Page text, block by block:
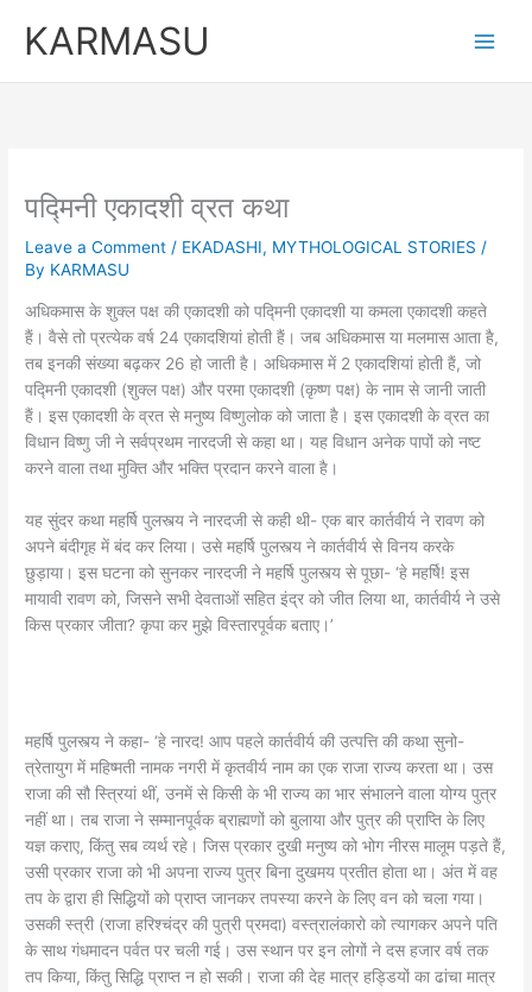
KARMASU
पद्मिनी एकादशी व्रत कथा
Leave a Comment / EKADASHI, MYTHOLOGICAL STORIES /
By KARMASU
अधिकमास के शुक्ल पक्ष की एकादशी को पद्मिनी एकादशी या कमला एकादशी कहते
हैं। वैसे तो प्रत्येक वर्ष 24 एकादशियां होती हैं। जब अधिकमास या मलमास आता है,
तब इनकी संख्या बढ़कर 26 हो जाती है। अधिकमास में 2 एकादशियां होती हैं, जो
पद्मिनी एकादशी (शुक्ल पक्ष) और परमा एकादशी (कृष्ण पक्ष) के नाम से जानी जाती
हैं। इस एकादशी के व्रत से मनुष्य विष्णुलोक को जाता है। इस एकादशी के व्रत का
विधान विष्णु जी ने सर्वप्रथम नारदजी से कहा था। यह विधान अनेक पापों को नष्ट
करने वाला तथा मुक्ति और भक्ति प्रदान करने वाला है।
यह सुंदर कथा महर्षि पुलस्त्य ने नारदजी से कही थी- एक बार कार्तवीर्य ने रावण को
अपने बंदीगृह में बंद कर लिया। उसे महर्षि पुलस्त्य ने कार्तवीर्य से विनय करके
छुड़ाया। इस घटना को सुनकर नारदजी ने महर्षि पुलस्त्य से पूछा- ‘हे महर्षि! इस
मायावी रावण को, जिसने सभी देवताओं सहित इंद्र को जीत लिया था, कार्तवीर्य ने उसे
किस प्रकार जीता? कृपा कर मुझे विस्तारपूर्वक बताए।’
महर्षि पुलस्त्य ने कहा- ‘हे नारद! आप पहले कार्तवीर्य की उत्पत्ति की कथा सुनो-
त्रेतायुग में महिष्मती नामक नगरी में कृतवीर्य नाम का एक राजा राज्य करता था। उस
राजा की सौ स्त्रियां थीं, उनमें से किसी के भी राज्य का भार संभालने वाला योग्य पुत्र
नहीं था। तब राजा ने सम्मानपूर्वक ब्राह्मणों को बुलाया और पुत्र की प्राप्ति के लिए
यज्ञ कराए, किंतु सब व्यर्थ रहे। जिस प्रकार दुखी मनुष्य को भोग नीरस मालूम पड़ते हैं,
उसी प्रकार राजा को भी अपना राज्य पुत्र बिना दुखमय प्रतीत होता था। अंत में वह
तप के द्वारा ही सिद्धियों को प्राप्त जानकर तपस्या करने के लिए वन को चला गया।
उसकी स्त्री (राजा हरिश्चंद्र की पुत्री प्रमदा) वस्त्रालंकारो को त्यागकर अपने पति
के साथ गंधमादन पर्वत पर चली गई। उस स्थान पर इन लोगों ने दस हजार वर्ष तक
तप किया, किंतु सिद्धि प्राप्त न हो सकी। राजा की देह मात्र हड्डियों का ढांचा मात्र